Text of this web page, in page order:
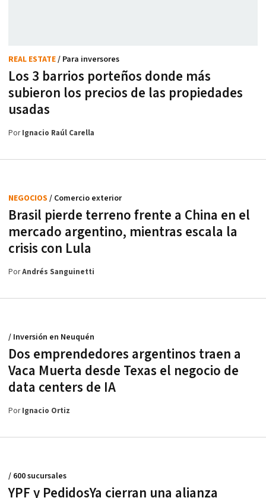
Los 3 barrios porteños donde más
subieron los precios de las propiedades
usadas
REAL ESTATE/ Para inversores
PorIgnacio Raúl Carella
Brasil pierde terreno frente a China en el
mercado argentino, mientras escala la
crisis con Lula
NEGOCIOS / Comercio exterior
PorAndrés Sanguinetti
Dos emprendedores argentinos traen a
Vaca Muerta desde Texas el negocio de
data centers de IA
/ Inversión en Neuquén
PorIgnacio Ortiz
YPF y PedidosYa cierran una alianza
/ 600 sucursales